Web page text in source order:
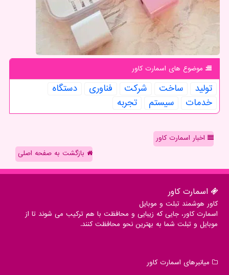
موضوع های اسمارت كاور
تولید ساخت شركت فناوری
دستگاه
خدمات
سیستم تجربه
اخبار اسمارت کاور
بازگشت به صفحه اصلی
اسمارت كاور
کاور هوشمند تبلت و موبایل
اسمارت کاور، جایی که زیبایی و محافظت با هم ترکیب می شوند تا از
موبایل و تبلت شما به بهترین نحو محافظت کنند.
میانبرهای اسمارت كاور